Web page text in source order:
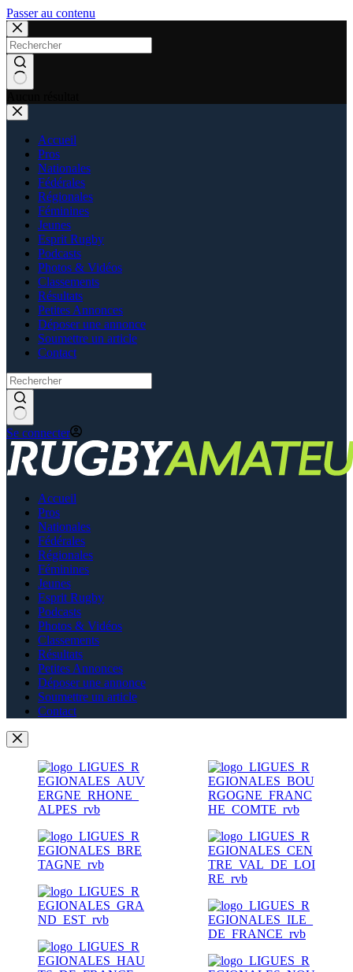
Passer au contenu
Accueil
Pros
Nationales
Fédérales
Régionales
Féminines
Jeunes
Esprit Rugby
Podcasts
Photos & Vidéos
Classements
Résultats
Petites Annonces
Déposer une annonce
Soumettre un article
Contact
Se connecter
Accueil
Pros
Nationales
Fédérales
Régionales
Féminines
Jeunes
Esprit Rugby
Podcasts
Photos & Vidéos
Classements
Résultats
Petites Annonces
Déposer une annonce
Soumettre un article
Contact